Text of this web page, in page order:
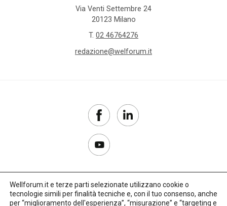
Via Venti Settembre 24
20123 Milano
T. 02 46764276
redazione@welforum.it
Copyright 2017–2026
Wellforum.it e terze parti selezionate utilizzano cookie o
tecnologie simili per finalità tecniche e, con il tuo consenso, anche
per “miglioramento dell'esperienza”, “misurazione” e “targeting e